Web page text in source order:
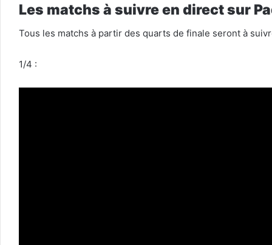
Les matchs à suivre en direct sur
Tous les matchs à partir des quarts de finale seront à
1/4 :